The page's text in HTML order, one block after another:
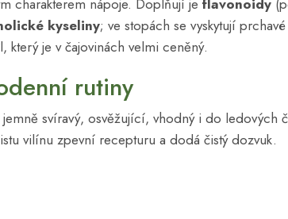
charakterem nápoje. Doplňují je flavonoidy
kyseliny; ve stopách se vyskytují
který je v čajovinách velmi ceněný.
rutiny
jemně svíravý, osvěžující, vhodný i do ledových
vilínu zpevní recepturu a dodá čistý dozvuk.